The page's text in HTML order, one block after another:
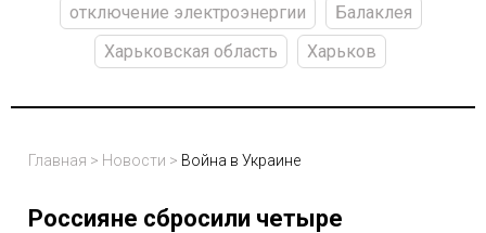
отключение электроэнергии
Балаклея
Харьковская область
Харьков
Главная > Новости > Война в Украине
Россияне сбросили четыре